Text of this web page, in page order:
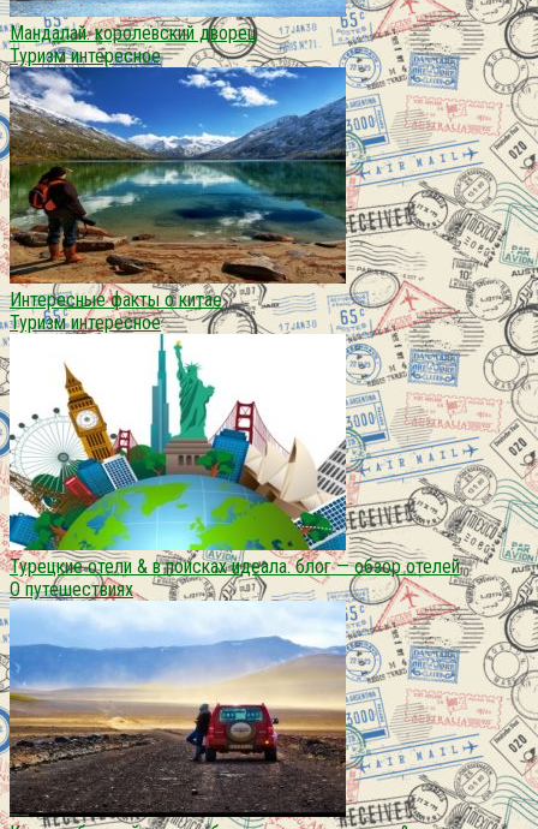
Мандалай. королевский дворец
Туризм интересное
Интересные факты о китае
Туризм интересное
Турецкие отели & в поисках идеала. блог — обзор отелей
О путешествиях